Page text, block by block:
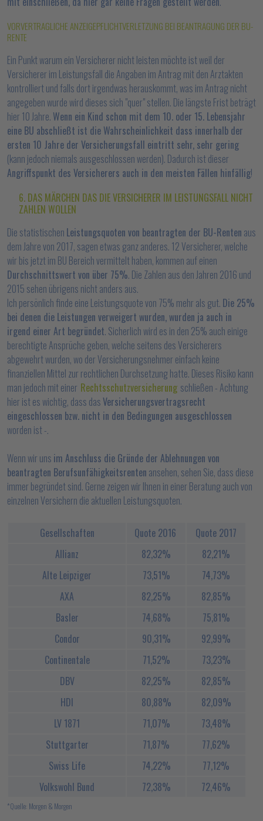
VORVERTRAGLICHE ANZEIGEPFLICHTVERLETZUNG BEI BEANTRAGUNG DER BU-
RENTE
Ein Punkt warum ein Versicherer nicht leisten möchte ist weil der
Versicherer im Leistungsfall die Angaben im Antrag mit den Arztakten
kontrolliert und falls dort irgendwas herauskommt, was im Antrag nicht
angegeben wurde wird dieses sich "quer" stellen. Die längste Frist beträgt
hier 10 Jahre. Wenn ein Kind schon mit dem 10. oder 15. Lebensjahr
eine BU abschließt ist die Wahrscheinlichkeit dass innerhalb der
ersten 10 Jahre der Versicherungsfall eintritt sehr, sehr gering
(kann jedoch niemals ausgeschlossen werden). Dadurch ist dieser
Angriffspunkt des Versicherers auch in den meisten Fällen hinfällig!
6. DAS MÄRCHEN DAS DIE VERSICHERER IM LEISTUNGSFALL NICHT
ZAHLEN WOLLEN
Die statistischen Leistungsquoten von beantragten der BU-Renten aus
dem Jahre von 2017, sagen etwas ganz anderes. 12 Versicherer, welche
wir bis jetzt im BU Bereich vermittelt haben, kommen auf einen
Durchschnittswert von über 75%. Die Zahlen aus den Jahren 2016 und
2015 sehen übrigens nicht anders aus.
Ich persönlich finde eine Leistungsquote von 75% mehr als gut. Die 25%
bei denen die Leistungen verweigert wurden, wurden ja auch in
irgend einer Art begründet. Sicherlich wird es in den 25% auch einige
berechtigte Ansprüche geben, welche seitens des Versicherers
abgewehrt wurden, wo der Versicherungsnehmer einfach keine
finanziellen Mittel zur rechtlichen Durchsetzung hatte. Dieses Risiko kann
man jedoch mit einer Rechtsschutzversicherung schließen - Achtung
hier ist es wichtig, dass dasVersicherungsvertragsrecht
eingeschlossen bzw. nicht in den Bedingungen ausgeschlossen
worden ist -.
Wenn wir uns im Anschluss die Gründe der Ablehnungen von
beantragten Berufsunfähigkeitsrenten ansehen, sehen Sie, dass diese
immer begründet sind. Gerne zeigen wir Ihnen in einer Beratung auch von
einzelnen Versichern die aktuellen Leistungsquoten.
Gesellschaften Quote 2016
Quote 2017
Allianz
82,32%
82,21%
Alte Leipziger
73,51%
74,73%
AXA
82,25%
82,85%
Basler
74,68%
75,81%
Condor
90,31%
92,99%
Continentale
71,52%
73,23%
DBV
82,25%
82,85%
HDI
80,88%
82,09%
LV 1871
71,07%
73,48%
Stuttgarter
71,87%
77,62%
Swiss Life
74,22%
77,12%
Volkswohl Bund
72,38% 72,46%
*Quelle: Morgen & Morgen